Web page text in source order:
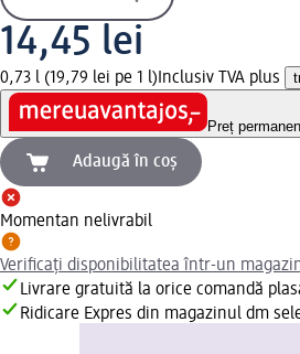
14,45 lei
0,73 l (19,79 lei pe 1 l) Inclusiv TVA plus
Preț
Adaugă în coș
Momentan nelivrabil
Verificați disponibilitatea într-un
Livrare gratuită la orice comandă
Ridicare Expres din magazinul dm